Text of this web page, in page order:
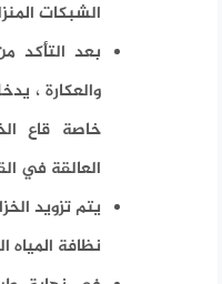
الشبكات
بعد التأكد
والعكارة ،
خاصة قاع
العالقة في
يتم تزويد
نظافة المياه